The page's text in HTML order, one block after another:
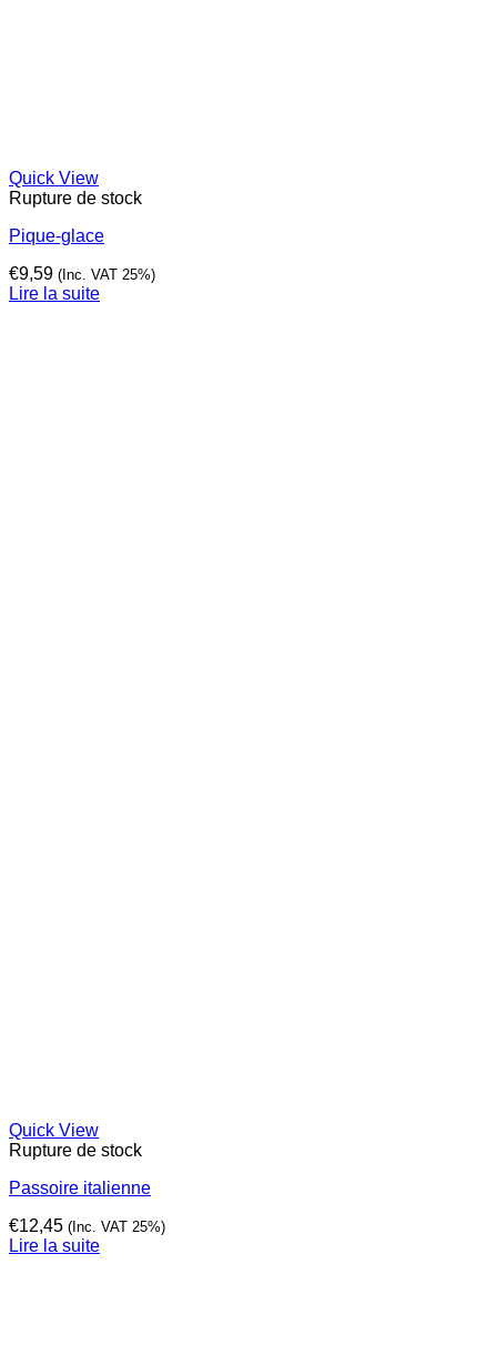
Quick View
Rupture de stock
Pique-glace
€9,59 (Inc. VAT 25%)
Lire la suite
Quick View
Rupture de stock
Passoire italienne
€12,45 (Inc. VAT 25%)
Lire la suite